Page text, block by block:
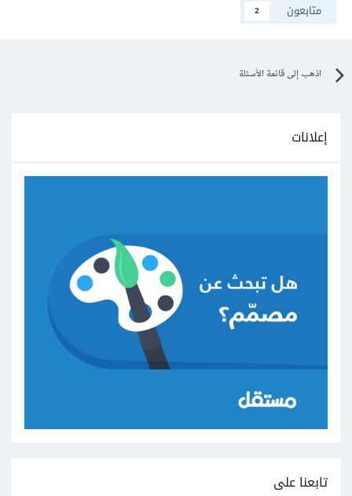
متابعون
2
اذهب إلى قائمة الأسئلة
إعلانات
تابعنا على